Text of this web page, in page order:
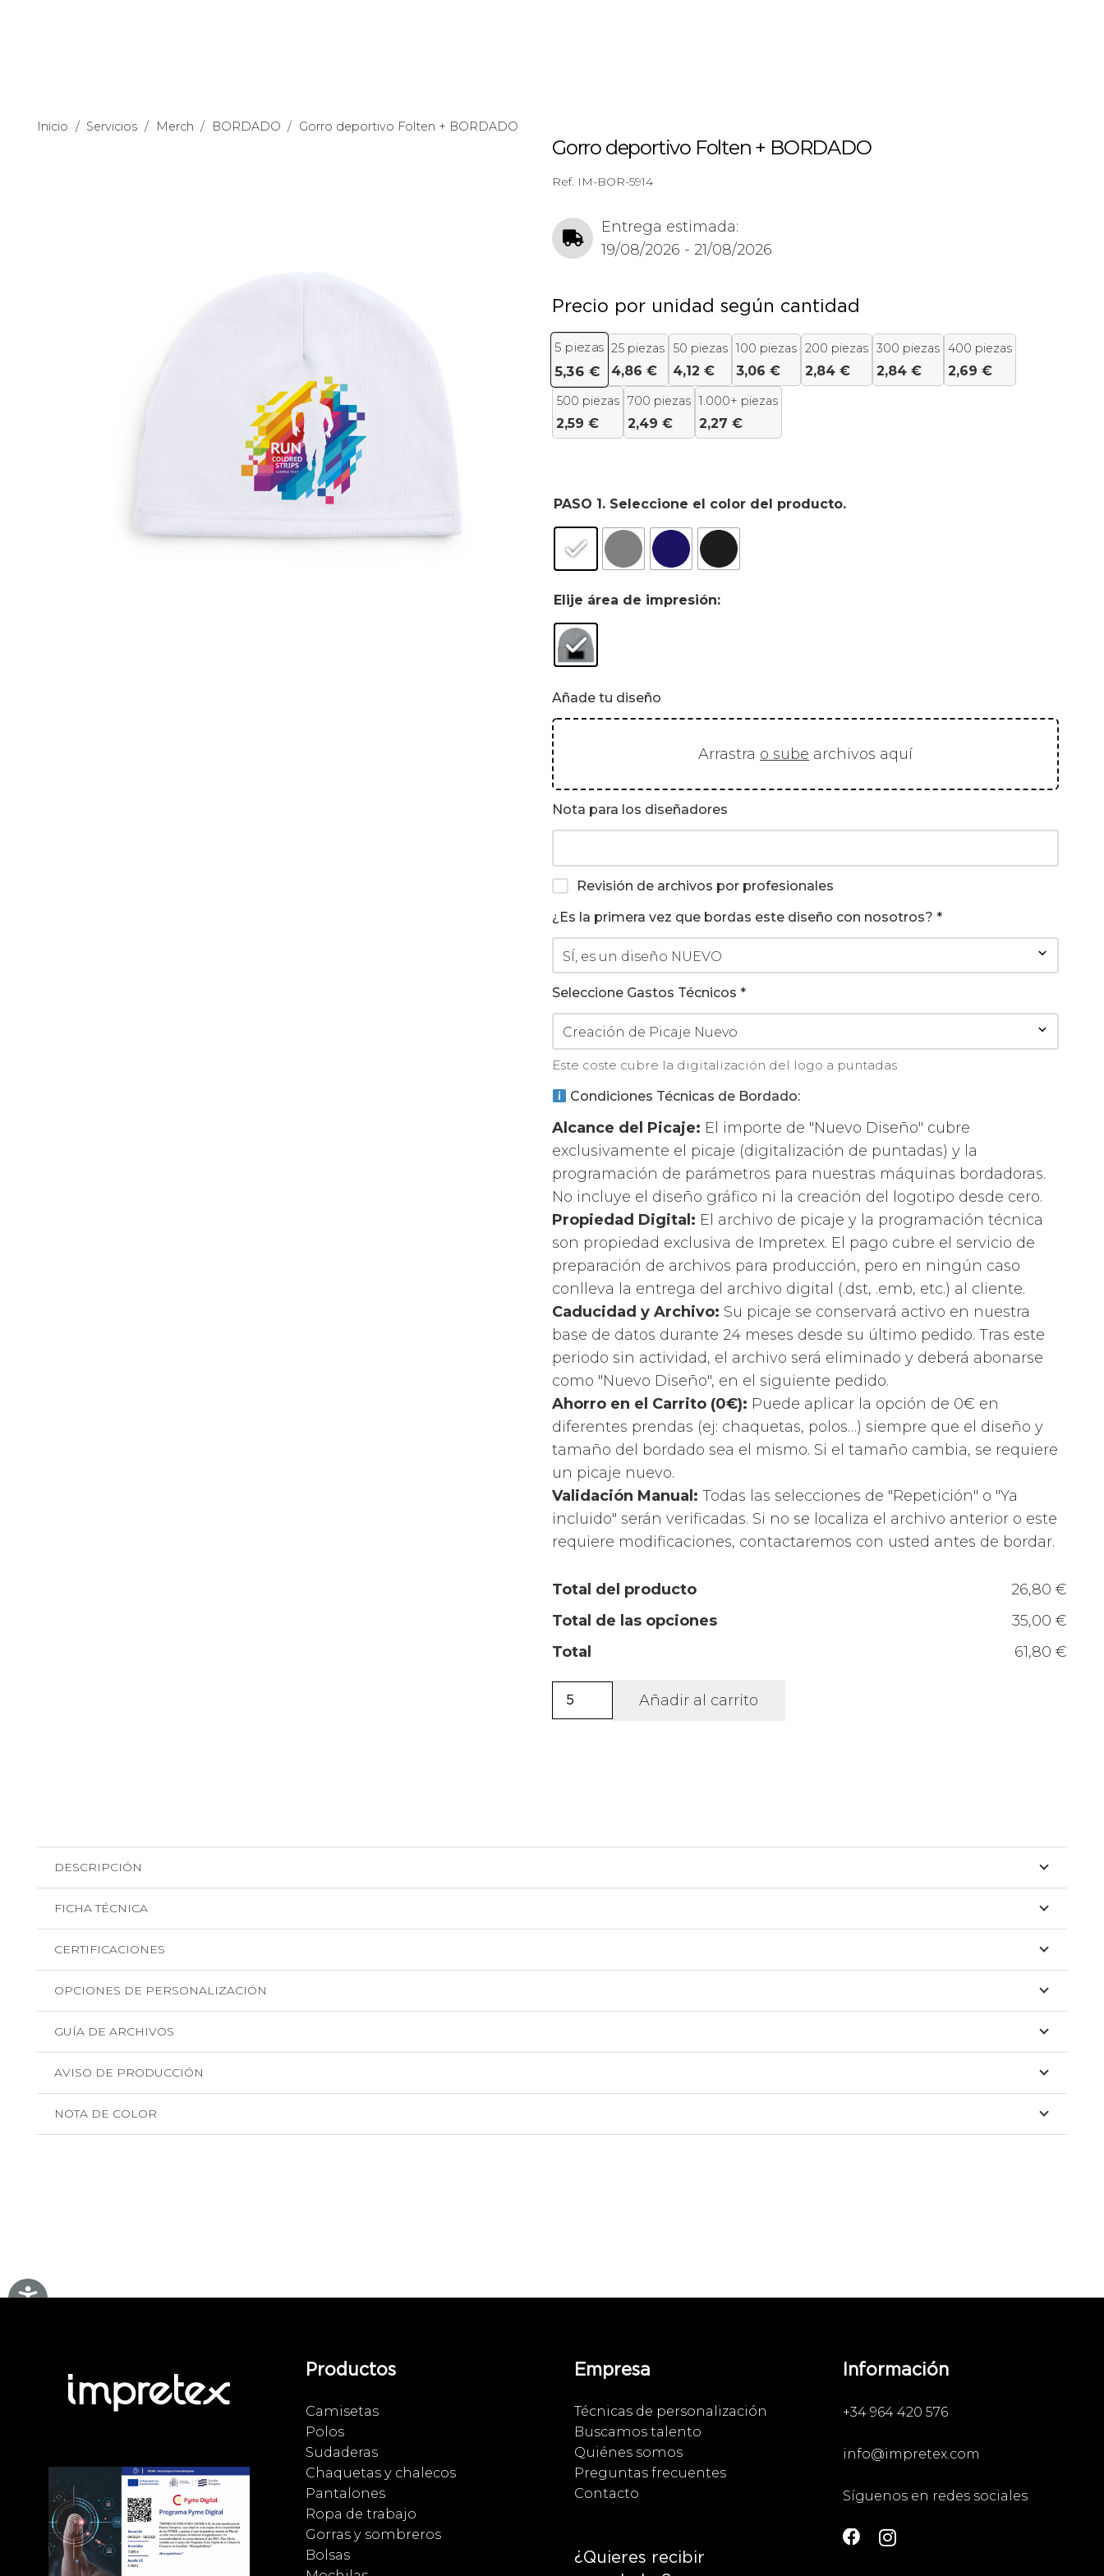
Inicio / Servicios / Merch / BORDADO / Gorro deportivo Folten + BORDADO
Gorro deportivo Folten + BORDADO
Ref. IM-BOR-5914
Entrega estimada:
19/08/2026 - 21/08/2026
Precio por unidad según cantidad
5 piezas
5,36 €
25 piezas
4,86 €
50 piezas
4,12 €
100 piezas
3,06 €
200 piezas
2,84 €
300 piezas
2,84 €
400 piezas
2,69 €
500 piezas
2,59 €
700 piezas
2,49 €
1.000+ piezas
2,27 €
PASO 1. Seleccione el color del producto.
Elije área de impresión:
Añade tu diseño
Arrastra o sube archivos aquí
Nota para los diseñadores
Revisión de archivos por profesionales
¿Es la primera vez que bordas este diseño con nosotros? *
Seleccione Gastos Técnicos *
Este coste cubre la digitalización del logo a puntadas
Condiciones Técnicas de Bordado:
Alcance del Picaje: El importe de "Nuevo Diseño" cubre
exclusivamente el picaje (digitalización de puntadas) y la
programación de parámetros para nuestras máquinas bordadoras.
No incluye el diseño gráfico ni la creación del logotipo desde cero.
Propiedad Digital: El archivo de picaje y la programación técnica
son propiedad exclusiva de Impretex. El pago cubre el servicio de
preparación de archivos para producción, pero en ningún caso
conlleva la entrega del archivo digital (.dst, .emb, etc.) al cliente.
Caducidad y Archivo: Su picaje se conservará activo en nuestra
base de datos durante 24 meses desde su último pedido. Tras este
periodo sin actividad, el archivo será eliminado y deberá abonarse
como "Nuevo Diseño", en el siguiente pedido.
Ahorro en el Carrito (0€): Puede aplicar la opción de 0€ en
diferentes prendas (ej: chaquetas, polos…) siempre que el diseño y
tamaño del bordado sea el mismo. Si el tamaño cambia, se requiere
un picaje nuevo.
Validación Manual: Todas las selecciones de "Repetición" o "Ya
incluido" serán verificadas. Si no se localiza el archivo anterior o este
requiere modificaciones, contactaremos con usted antes de bordar.
Total del producto
26,80 €
Total de las opciones
35,00 €
Total
61,80 €
Gorro
deportivo
Añadir al carrito
DESCRIPCIÓN
FICHA TÉCNICA
CERTIFICACIONES
OPCIONES DE PERSONALIZACIÓN
GUÍA DE ARCHIVOS
AVISO DE PRODUCCIÓN
NOTA DE COLOR
Productos
Camisetas
Polos
Sudaderas
Chaquetas y chalecos
Pantalones
Ropa de trabajo
Gorras y sombreros
Bolsas
Empresa
Técnicas de personalización
Buscamos talento
Quiénes somos
Preguntas frecuentes
Contacto
¿Quieres recibir
Información
+34 964 420 576
info@impretex.com
Síguenos en redes sociales